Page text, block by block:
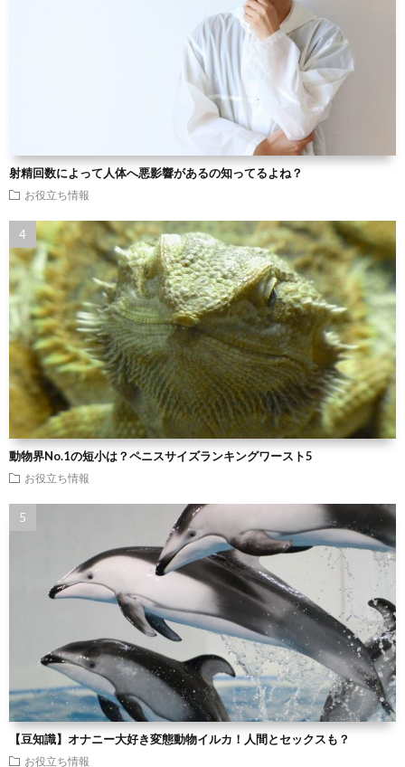
射精回数によって人体へ悪影響があるの知ってるよね？
お役立ち情報
動物界No.1の短小は？ペニスサイズランキングワースト5
お役立ち情報
【豆知識】オナニー大好き変態動物イルカ！人間とセックスも？
お役立ち情報